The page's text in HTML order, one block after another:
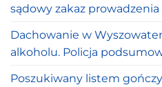
sądowy zakaz prowadzenia
Dachowanie w
alkoholu. Policja
Poszukiwany listem